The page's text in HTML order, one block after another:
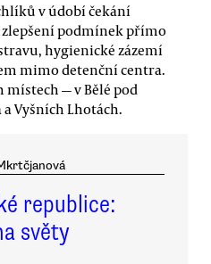
v údobí čekání
podmínek přímo
hygienické zázemí
mimo detenční centra.
místech — v Bělé pod
a Vyšních Lhotách.
republice:
světy